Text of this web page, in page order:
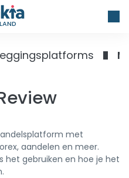
met
aandelen en meer.
het gebruiken en hoe je het